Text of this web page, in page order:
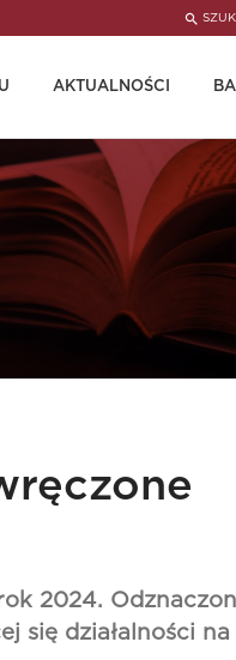
AKTUALNOŚCI
2024.
się działalności